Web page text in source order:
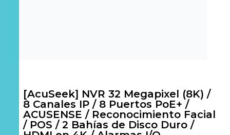
[AcuSeek] NVR 32 Megapixel (8K) /
8 Canales IP / 8 Puertos PoE+ /
ACUSENSE / Reconocimiento Facial
/ POS / 2 Bahías de Disco Duro /